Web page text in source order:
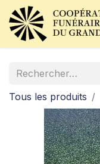
Tous les produits